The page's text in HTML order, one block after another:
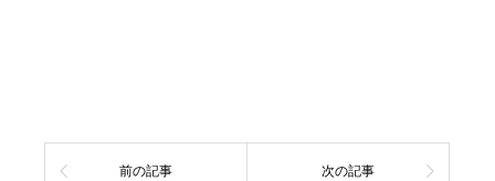
前の記事 次の記事